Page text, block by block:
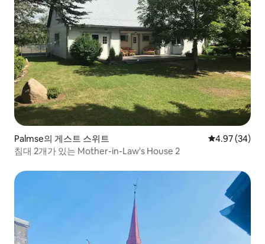
Palmse의 게스트 스위트 평점 4.97점(5
4.97 (34)
침대 2개가 있는 Mother-in-Law's House 2